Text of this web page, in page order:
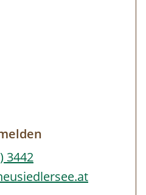
gegen eine
werden.
festes
und/oder
Vortages. Die Tour
Inhalt der Tour
an die jeweiligen
3442